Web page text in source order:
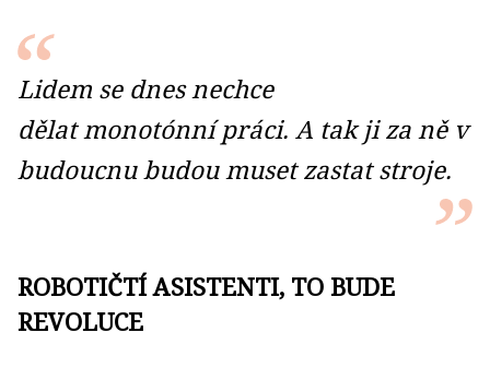
Lidem se dnes nechce
dělat monotónní práci. A tak ji za ně v
budoucnu budou muset zastat stroje.
ROBOTIČTÍ ASISTENTI, TO BUDE
REVOLUCE